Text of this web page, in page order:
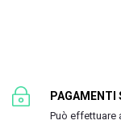
PAGAMENTI
Può effettuare